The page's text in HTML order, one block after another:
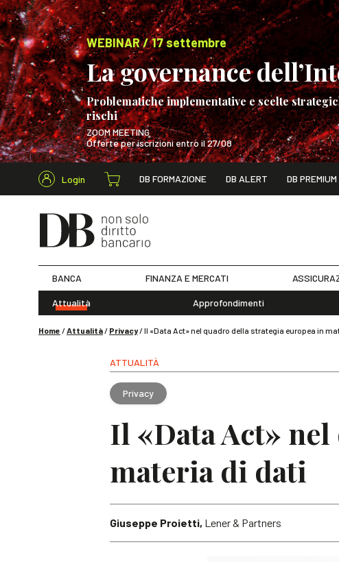
WEBINAR / 17 settembre
La governance
Problematiche implementative e scelte
rischi
ZOOM MEETING
Offerte per iscrizioni entro il 27/08
WEBINAR / 17 settembre
Login DB FORMAZIONE DB ALERT DB PREMIUM
Cerca nel sito
BANCA FINANZA E MERCATI
Attualità Approfondimenti
Home /Attualità/ Privacy/Il «Data Act» nel quadro della strategia europea in
ATTUALITÀ
Privacy
Il «Data Act»
materia di dati
Giuseppe Proietti, Lener & Partners